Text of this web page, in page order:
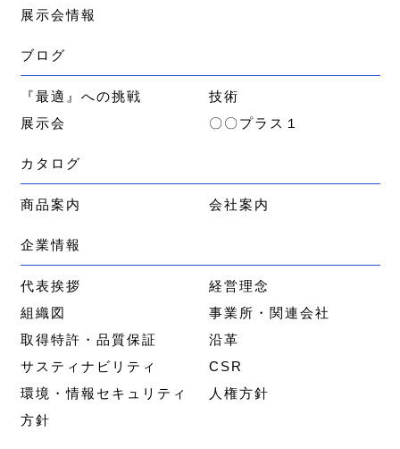
展示会情報
ブログ
『最適』への挑戦
技術
展示会
〇〇プラス１
カタログ
商品案内 会社案内
企業情報
代表挨拶
経営理念
組織図
事業所・関連会社
取得特許・品質保証
沿革
サスティナビリティ
CSR
環境・情報セキュリティ
方針
人権方針